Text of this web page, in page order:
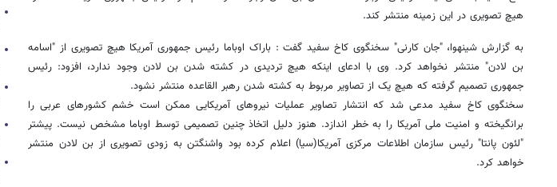
هیچ تصویری در این زمینه منتشر کند.
به گزارش شینهوا، "جان کارنی" سخنگوی کاخ سفید گفت : باراک اوباما رئیس جمهوری آمریکا هیچ تصویری از "اسامه
بن لادن" منتشر نخواهد کرد. وی با ادعای اینکه هیچ تردیدی در کشته شدن بن لادن وجود ندارد، افزود: رئیس
جمهوری تصمیم گرفته که هیچ یک از تصاویر مربوط به کشته شدن رهبر القاعده منتشر نشود.
سخنگوی کاخ سفید مدعی شد که انتشار تصاویر عملیات نیروهای آمریکایی ممکن است خشم کشورهای عربی را
برانگیخته و امنیت ملی آمریکا را به خطر اندازد. هنوز دلیل اتخاذ چنین تصمیمی توسط اوباما مشخص نیست. پیشتر
"لئون پانتا" رئیس سازمان اطلاعات مرکزی آمریکا(سیا) اعلام کرده بود واشنگتن به زودی تصویری از بن لادن منتشر
خواهد کرد.